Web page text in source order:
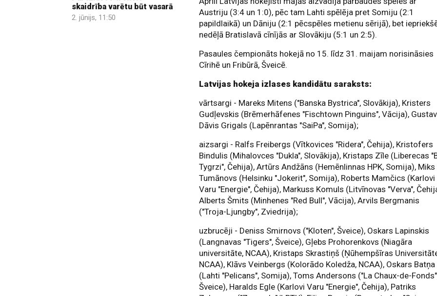
skaidrība varētu būt vasarā
2. jūnijs, 11:50
Austriju (3:4 un 1:0), pēc tam Lahti spēlēja pret Somiju (2:1
papildlaikā) un Dāniju (2:1 pēcspēles metienu sērijā), bet
nedēļā Bratislavā cīnījās ar Slovākiju (5:1 un 2:5).
Pasaules čempionāts hokejā no 15. līdz 31. maijam norisināsies
Cīrihē un Fribūrā, Šveicē.
Latvijas hokeja izlases kandidātu saraksts:
vārtsargi - Mareks Mitens ("Banska Bystrica", Slovākija), Kristers
Gudļevskis (Brēmerhāfenes "Fischtown Pinguins", Vācija),
Dāvis Grigals (Lapēnrantas "SaiPa", Somija);
aizsargi - Ralfs Freibergs (Vītkovices "Ridera", Čehija), Kristofers
Bindulis (Mihalovces "Dukla", Slovākija), Kristaps Zīle (Liberecas
Tygrzi", Čehija), Artūrs Andžāns (Hemēnlinnas HPK, Somija), Miks
Tumānovs (Helsinku "Jokerit", Somija), Roberts Mamčics (Karlovi
Varu "Energie", Čehija), Markuss Komuls (Litvīnovas "Verva",
Alberts Šmits (Minhenes "Red Bull", Vācija), Arvils Bergmanis
("Troja-Ljungby", Zviedrija);
uzbrucēji - Deniss Smirnovs ("Kloten", Šveice), Oskars Lapinskis
(Langnavas "Tigers", Šveice), Gļebs Prohorenkovs (Niagāra
universitāte, NCAA), Kristaps Skrastiņš (Ņūhempšīras
NCAA), Klāvs Veinbergs (Kolorādo Koledža, NCAA), Oskars Batņa
(Lahti "Pelicans", Somija), Toms Andersons ("La Chaux-de-
Šveice), Haralds Egle (Karlovi Varu "Energie", Čehija), Patriks